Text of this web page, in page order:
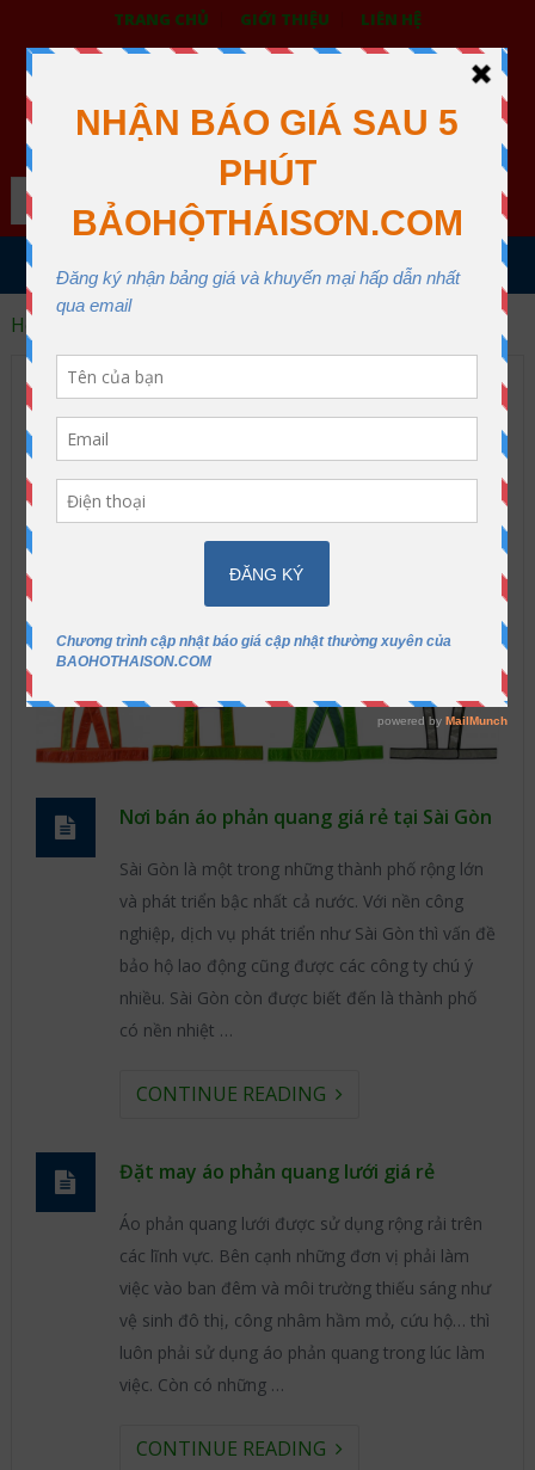
TRANG CHỦ GIỚI THIỆU LIÊN HỆ
BẢO HỘ LAO ĐỘNG THÁI SƠN
XƯỞNG MAY THÁI SƠN QUẬN 12
Search
MENU
Home
Áo phản quang giá tốt
Archive
Nơi bán áo phản quang giá rẻ tại Sài Gòn
Sài Gòn là một trong những thành phố rộng lớn
và phát triển bậc nhất cả nước. Với nền công
nghiệp, dịch vụ phát triển như Sài Gòn thì vấn đề
bảo hộ lao động cũng được các công ty chú ý
nhiều. Sài Gòn còn được biết đến là thành phố
có nền nhiệt …
CONTINUE READING
Đặt may áo phản quang lưới giá rẻ
Áo phản quang lưới được sử dụng rộng rải trên
các lĩnh vực. Bên cạnh những đơn vị phải làm
việc vào ban đêm và môi trường thiếu sáng như
vệ sinh đô thị, công nhâm hầm mỏ, cứu hộ… thì
luôn phải sử dụng áo phản quang trong lúc làm
việc. Còn có những …
CONTINUE READING